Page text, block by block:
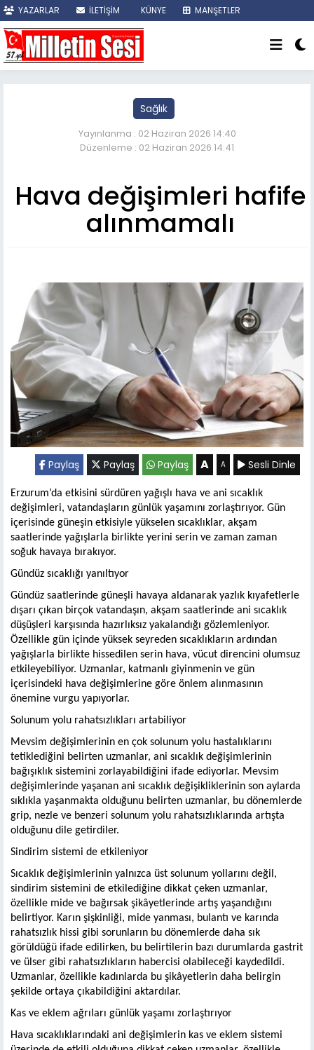
YAZARLAR İLETİŞİM KÜNYE
MANŞETLER
SON DAKİKA
Sağlık
Yayınlanma : 02 Haziran 2026 14:40
Düzenleme : 02 Haziran 2026 14:41
Hava değişimleri hafife
alınmamalı
Paylaş Paylaş Paylaş A A Sesli Dinle
Erzurum’da etkisini sürdüren yağışlı hava ve ani sıcaklık
değişimleri, vatandaşların günlük yaşamını zorlaştırıyor. Gün
içerisinde güneşin etkisiyle yükselen sıcaklıklar, akşam
saatlerinde yağışlarla birlikte yerini serin ve zaman zaman
soğuk havaya bırakıyor.
Gündüz sıcaklığı yanıltıyor
Gündüz saatlerinde güneşli havaya aldanarak yazlık kıyafetlerle
dışarı çıkan birçok vatandaşın, akşam saatlerinde ani sıcaklık
düşüşleri karşısında hazırlıksız yakalandığı gözlemleniyor.
Özellikle gün içinde yüksek seyreden sıcaklıkların ardından
yağışlarla birlikte hissedilen serin hava, vücut direncini olumsuz
etkileyebiliyor. Uzmanlar, katmanlı giyinmenin ve gün
içerisindeki hava değişimlerine göre önlem alınmasının
önemine vurgu yapıyorlar.
Solunum yolu rahatsızlıkları artabiliyor
Mevsim değişimlerinin en çok solunum yolu hastalıklarını
tetiklediğini belirten uzmanlar, ani sıcaklık değişimlerinin
bağışıklık sistemini zorlayabildiğini ifade ediyorlar. Mevsim
değişimlerinde yaşanan ani sıcaklık değişikliklerinin son aylarda
sıklıkla yaşanmakta olduğunu belirten uzmanlar, bu dönemlerde
grip, nezle ve benzeri solunum yolu rahatsızlıklarında artışta
olduğunu dile getirdiler.
Sindirim sistemi de etkileniyor
Sıcaklık değişimlerinin yalnızca üst solunum yollarını değil,
sindirim sistemini de etkilediğine dikkat çeken uzmanlar,
özellikle mide ve bağırsak şikâyetlerinde artış yaşandığını
belirtiyor. Karın şişkinliği, mide yanması, bulantı ve karında
rahatsızlık hissi gibi sorunların bu dönemlerde daha sık
görüldüğü ifade edilirken, bu belirtilerin bazı durumlarda gastrit
ve ülser gibi rahatsızlıkların habercisi olabileceği kaydedildi.
Uzmanlar, özellikle kadınlarda bu şikâyetlerin daha belirgin
şekilde ortaya çıkabildiğini aktardılar.
Kas ve eklem ağrıları günlük yaşamı zorlaştırıyor
Hava sıcaklıklarındaki ani değişimlerin kas ve eklem sistemi